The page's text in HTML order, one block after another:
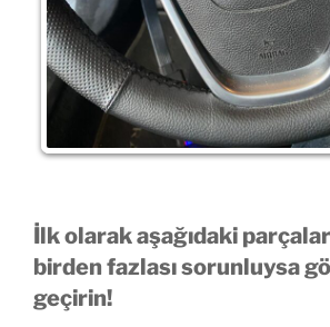
İlk olarak aşağıdaki
birden fazlası sorunluysa
geçirin!